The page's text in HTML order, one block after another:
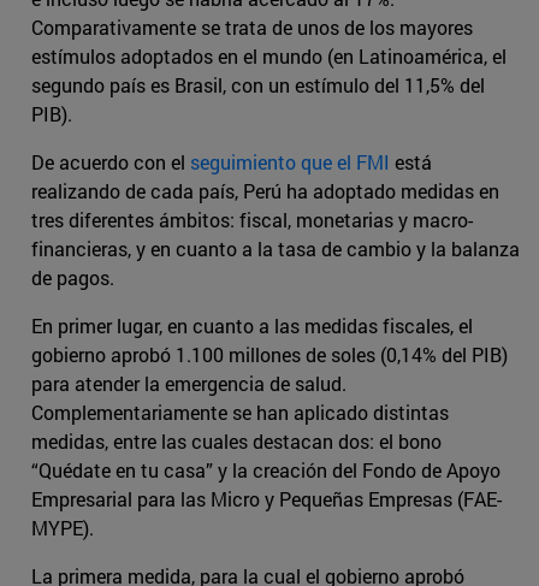
Comparativamente se trata de unos de los mayores
estímulos adoptados en el mundo (en Latinoamérica, el
segundo país es Brasil, con un estímulo del 11,5% del
PIB).
De acuerdo con el seguimiento que el FMI está
realizando de cada país, Perú ha adoptado medidas en
tres diferentes ámbitos: fiscal, monetarias y macro-
financieras, y en cuanto a la tasa de cambio y la balanza
de pagos.
En primer lugar, en cuanto a las medidas fiscales, el
gobierno aprobó 1.100 millones de soles (0,14% del PIB)
para atender la emergencia de salud.
Complementariamente se han aplicado distintas
medidas, entre las cuales destacan dos: el bono
“Quédate en tu casa” y la creación del Fondo de Apoyo
Empresarial para las Micro y Pequeñas Empresas (FAE-
MYPE).
La primera medida, para la cual el gobierno aprobó